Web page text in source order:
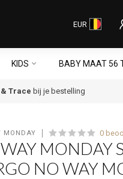
EUR
KIDS BABY MAAT 56
Trace bij je bestelling
MONDAY 0
MONDAY
NO WAY